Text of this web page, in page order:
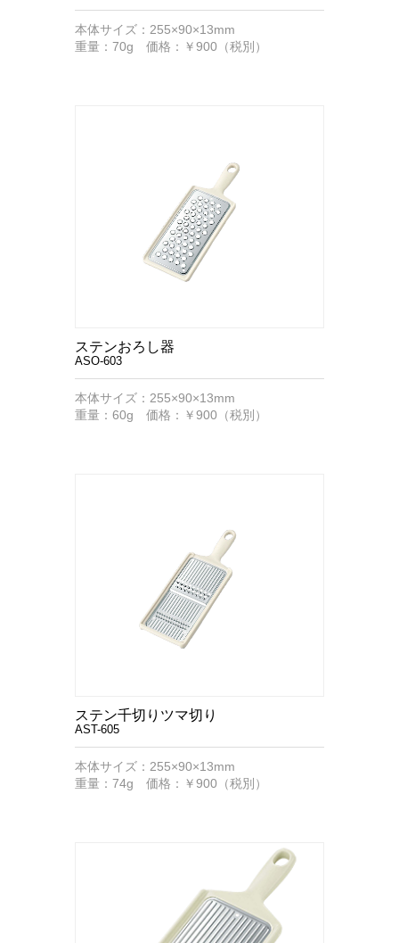
本体サイズ：255×90×13mm
重量：70g 価格：￥900（税別）
ステンおろし器
ASO-603
本体サイズ：255×90×13mm
重量：60g 価格：￥900（税別）
ステン千切りツマ切り
AST-605
本体サイズ：255×90×13mm
重量：74g 価格：￥900（税別）